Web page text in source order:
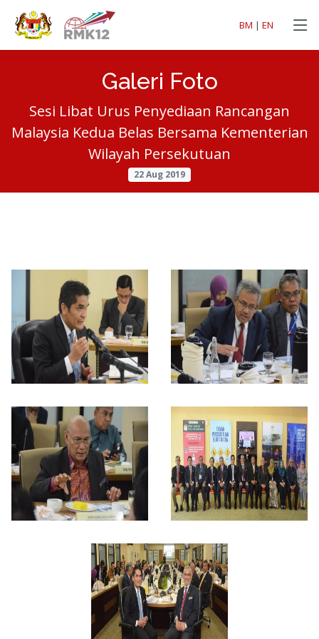
BM | EN
Galeri Foto
Sesi Libat Urus Penyediaan Rancangan
Malaysia Kedua Belas Bersama Kementerian
Wilayah Persekutuan
22 Aug 2019